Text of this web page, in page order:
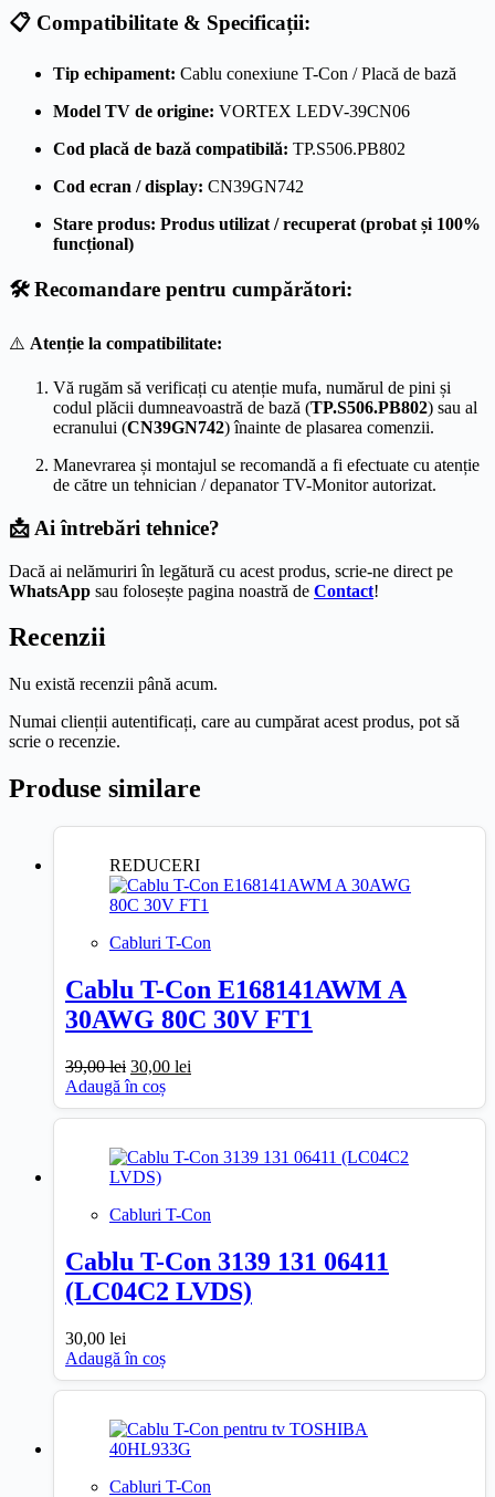
📋 Compatibilitate & Specificații:
Tip echipament: Cablu conexiune T-Con / Placă de bază
Model TV de origine: VORTEX LEDV-39CN06
Cod placă de bază compatibilă: TP.S506.PB802
Cod ecran / display: CN39GN742
Stare produs: Produs utilizat / recuperat (probat și 100%
funcțional)
🛠️ Recomandare pentru cumpărători:
⚠️ Atenție la compatibilitate:
Vă rugăm să verificați cu atenție mufa, numărul de pini și
codul plăcii dumneavoastră de bază (TP.S506.PB802) sau al
ecranului (CN39GN742) înainte de plasarea comenzii.
Manevrarea și montajul se recomandă a fi efectuate cu atenție
de către un tehnician / depanator TV-Monitor autorizat.
📩 Ai întrebări tehnice?
Dacă ai nelămuriri în legătură cu acest produs, scrie-ne direct pe
WhatsApp sau folosește pagina noastră de Contact!
Recenzii
Nu există recenzii până acum.
Numai clienții autentificați, care au cumpărat acest produs, pot să
scrie o recenzie.
Produse similare
REDUCERI
Cabluri T-Con
Cablu T-Con E168141AWM A
30AWG 80C 30V FT1
39,00lei Prețul
inițial
a
fost:
30,00 lei
este:
30,00 lei.
Adaugă în coș
Cabluri T-Con
Cablu T-Con 3139 131 06411
(LC04C2 LVDS)
30,00 lei
Adaugă în coș
Cabluri T-Con